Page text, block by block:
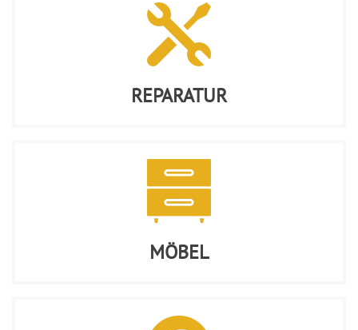
REPARATUR
MÖBEL